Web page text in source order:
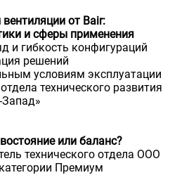
от Bair:
и сферы применения
и гибкость конфигураций
решений
условиям эксплуатации
технического развития
или баланс?
технического отдела ООО
Премиум